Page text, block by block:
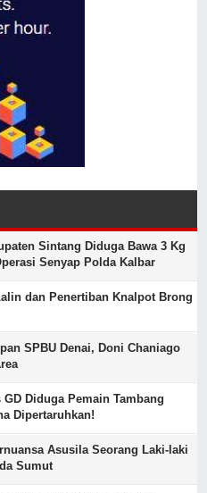
Sintang Diduga Bawa 3 Kg
Senyap Polda Kalbar
dan Penertiban Knalpot Brong
SPBU Denai, Doni Chaniago
Diduga Pemain Tambang
Dipertaruhkan!
Asusila Seorang Laki-laki
Sumut